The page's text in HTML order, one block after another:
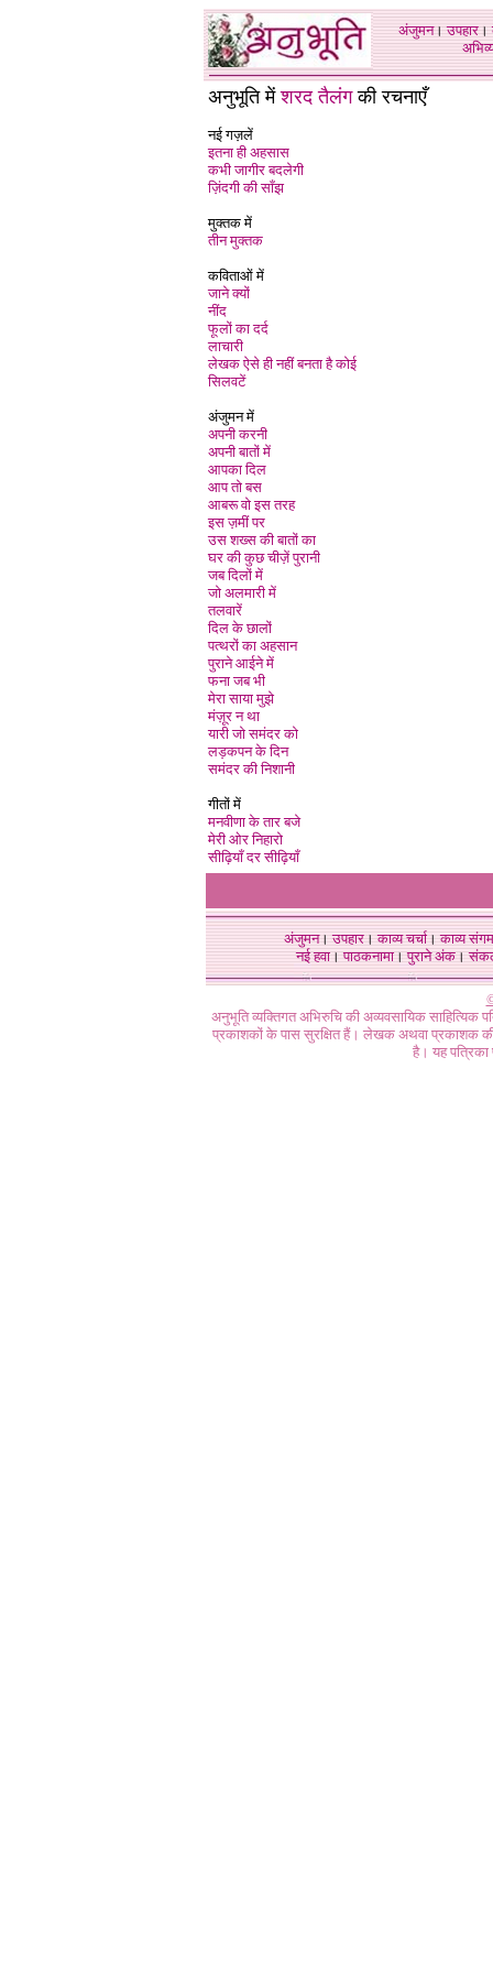
अंजुमन।उपहार।
अनुभूति मेंशरद तैलंगकी रचनाएँ
नई गज़लें
इतना ही अहसास
कभी जागीर बदलेगी
ज़िंदगी की साँझ
मुक्तक में
तीन मुक्तक
कविताओं में
जाने क्यों
नींद
फूलों का दर्द
लाचारी
लेखक ऐसे ही नहीं बनता है कोई
सिलवटें
अंजुमन में
अपनी करनी
अपनी बातों में
आपका दिल
आप तो बस
आबरू वो इस तरह
इस ज़मीं पर
उस शख्स की बातों का
घर की कुछ चीज़ें पुरानी
जब दिलों में
जो अलमारी में
तलवारें
दिल के छालों
पत्थरों का अहसान
पुराने आईने में
फना जब भी
मेरा साया मुझे
मंज़ूर न था
यारी जो समंदर को
लड़कपन के दिन
समंदर की निशानी
गीतों में
मनवीणा के तार बजे
मेरी ओर निहारो
सीढ़ियाँ दर सीढ़ियाँ
अंजुमन।उपहार।काव्य चर्चा।काव्य संगम
नई हवा। पाठकनामा। पुराने अंक।
अनुभूति व्यक्तिगत अभिरुचि की अव्यवसायिक
प्रकाशकों के पास सुरक्षित हैं। लेखक अथवा प्रकाशक की
है। यह पत्रिका